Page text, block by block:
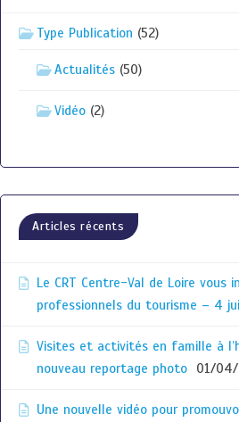
Type Publication (52)
Actualités (50)
Vidéo (2)
Articles récents
Le CRT Centre-Val de Loire vous
professionnels du tourisme – 4
Visites et activités en famille à
nouveau reportage photo
01/
Une nouvelle vidéo pour